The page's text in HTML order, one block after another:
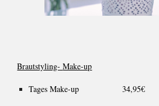
Brautstyling-Make-up
Tages Make-up 34,95€